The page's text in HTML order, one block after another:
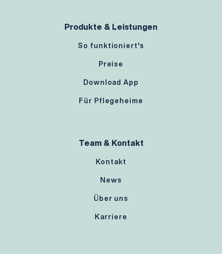
Produkte & Leistungen
So funktioniert's
Preise
Download App
Für Pflegeheime
Team & Kontakt
Kontakt
News
Über uns
Karriere